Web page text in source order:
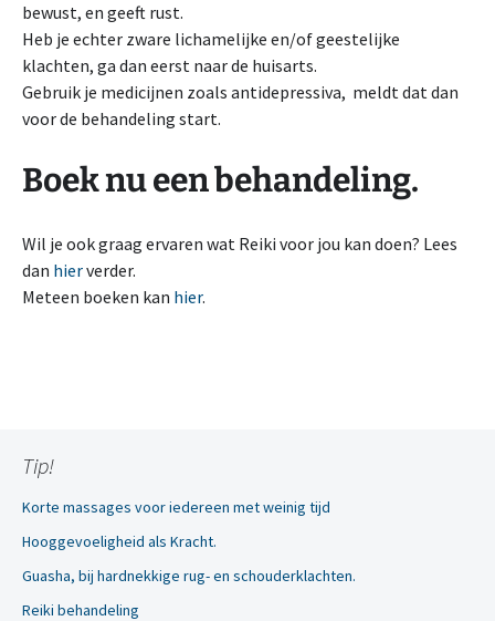
bewust, en geeft rust.
Heb je echter zware lichamelijke en/of geestelijke
klachten, ga dan eerst naar de huisarts.
Gebruik je medicijnen zoals antidepressiva, meldt dat dan
voor de behandeling start.
Boek nu een behandeling.
Wil je ook graag ervaren wat Reiki voor jou kan doen? Lees
dan hierverder.
Meteen boeken kan hier.
Tip!
Korte massages voor iedereen met weinig tijd
Hooggevoeligheid als Kracht.
Guasha, bij hardnekkige rug- en schouderklachten.
Reiki behandeling